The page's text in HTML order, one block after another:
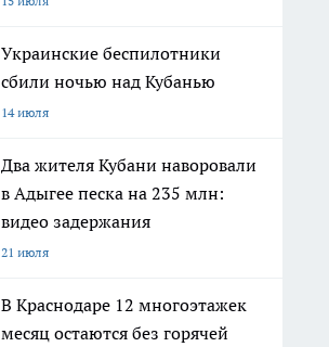
Украинские беспилотники
сбили ночью над Кубанью
14 июля
Два жителя Кубани наворовали
в Адыгее песка на 235 млн:
видео задержания
21 июля
В Краснодаре 12 многоэтажек
месяц остаются без горячей